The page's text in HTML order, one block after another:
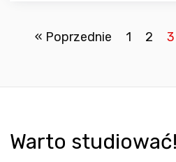
« Poprzednie 1 2 3
Warto studiować!